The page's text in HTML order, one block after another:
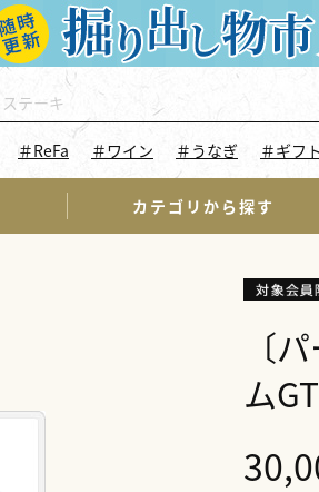
＃ReFa ＃ワイン ＃うなぎ ＃ギフ
カテゴリから探す
〔
ム